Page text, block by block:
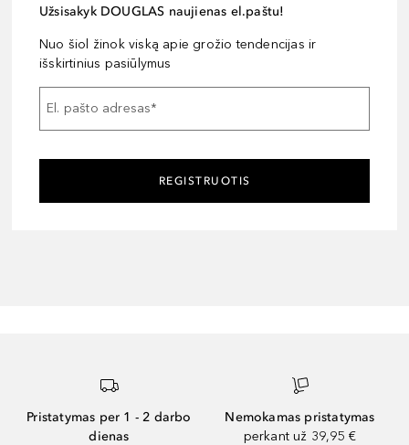
Užsisakyk DOUGLAS naujienas el.paštu!
Nuo šiol žinok viską apie grožio tendencijas ir
išskirtinius pasiūlymus
El. pašto adresas*
REGISTRUOTIS
Pristatymas per 1 - 2 darbo
dienas
Nemokamas pristatymas
perkant už 39,95 €